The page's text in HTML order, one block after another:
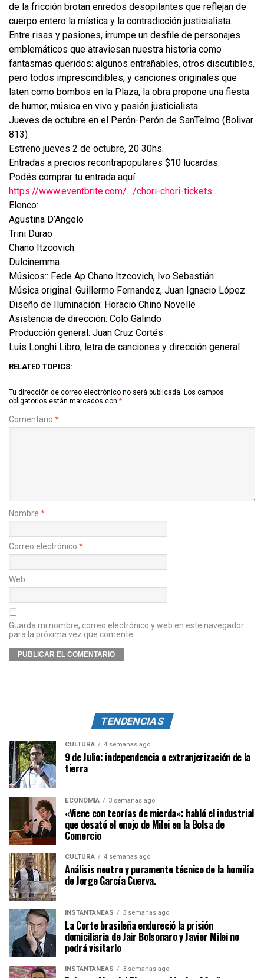
de la fricción brotan enredos desopilantes que reflejan de
cuerpo entero la mística y la contradicción justicialista.
Entre risas y pasiones, irrumpe un desfile de personajes
emblemáticos que atraviesan nuestra historia como
fantasmas queridos: algunos entrañables, otros discutibles,
pero todos imprescindibles, y canciones originales que
laten como bombos en la Plaza, la obra propone una fiesta
de humor, música en vivo y pasión justicialista.
Jueves de octubre en el Perón-Perón de SanTelmo (Bolivar
813)
Estreno jueves 2 de octubre, 20 30hs.
Entradas a precios recontrapopulares $10 lucardas.
Podés comprar tu entrada aquí:
https://www.eventbrite.com/…/chori-chori-tickets…
Elenco:
Agustina D’Angelo
Trini Durao
Chano Itzcovich
Dulcinemma
Músicos:: Fede Ap Chano Itzcovich, Ivo Sebastián
Música original: Guillermo Fernandez, Juan Ignacio López
Diseño de Iluminación: Horacio Chino Novelle
Asistencia de dirección: Colo Galindo
Producción general: Juan Cruz Cortés
Luis Longhi Libro, letra de canciones y dirección general
RELATED TOPICS:
Tu dirección de correo electrónico no será publicada. Los campos
obligatorios están marcados con *
Comentario *
Nombre *
Correo electrónico *
Web
Guarda mi nombre, correo electrónico y web en este navegador
para la próxima vez que comente.
TENDENCIAS
CULTURA 4 semanas ago
9 de Julio: independencia o extranjerización de la
tierra
ECONOMÍA 3 semanas ago
«Viene con teorías de mierda»: habló el industrial
que desató el enojo de Milei en la Bolsa de
Comercio
CULTURA 4 semanas ago
Análisis neutro y puramente técnico de la homilía
de Jorge García Cuerva.
INSTANTÁNEAS 3 semanas ago
La Corte brasileña endureció la prisión
domiciliaria de Jair Bolsonaro y Javier Milei no
podrá visitarlo
INSTANTÁNEAS 3 semanas ago